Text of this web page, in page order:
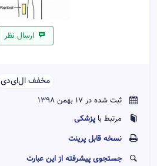
ارسال نظر
مخفف ال‌ای‌دی‌‌
ثبت شده در 17 بهمن 1398
مرتبط باپزشکی
نسخه قابل پرينت
جستجوی پیشرفته از این عبارت